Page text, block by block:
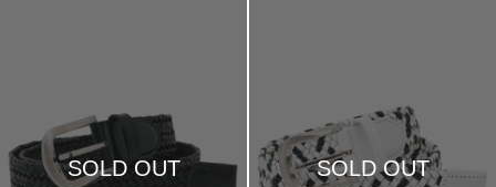
SOLD OUT SOLD OUT